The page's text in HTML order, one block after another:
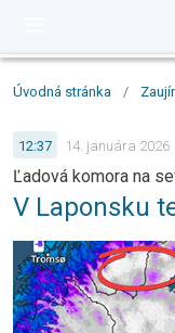
Úvodná stránka /
12:37 14. januára 2026
Ľadová komora na
V Laponsku